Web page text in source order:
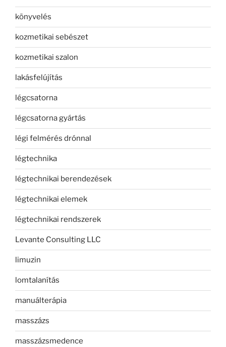
könyvelés
kozmetikai sebészet
kozmetikai szalon
lakásfelújítás
légcsatorna
légcsatorna gyártás
légi felmérés drónnal
légtechnika
légtechnikai berendezések
légtechnikai elemek
légtechnikai rendszerek
Levante Consulting LLC
limuzin
lomtalanítás
manuálterápia
masszázs
masszázsmedence